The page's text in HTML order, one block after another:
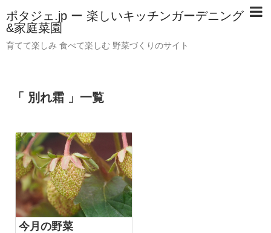
ポタジェ.jp ー 楽しいキッチンガーデニング
&家庭菜園
育てて楽しみ 食べて楽しむ 野菜づくりのサイト
「 別れ霜 」一覧
今月の野菜